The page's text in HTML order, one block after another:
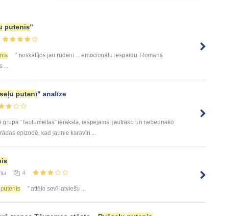
putenis"
” noskatījos jau rudenī ... emocionālu iespaidu. Romāns
...
putenī" analīze
“Tautumeitas” ieraksta, iespējams, jautrāko un nebēdnāko
epizodē, kad jaunie karavīri ...
4
putenis " attēlo sevī latviešu ...